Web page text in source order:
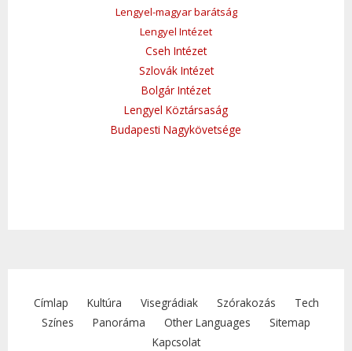
Lengyel-magyar barátság
Lengyel Intézet
Cseh Intézet
Szlovák Intézet
Bolgár Intézet
Lengyel Köztársaság
Budapesti Nagykövetsége
Címlap Kultúra Visegrádiak Szórakozás
Tech
Színes
Panoráma Other Languages
Sitemap
Kapcsolat